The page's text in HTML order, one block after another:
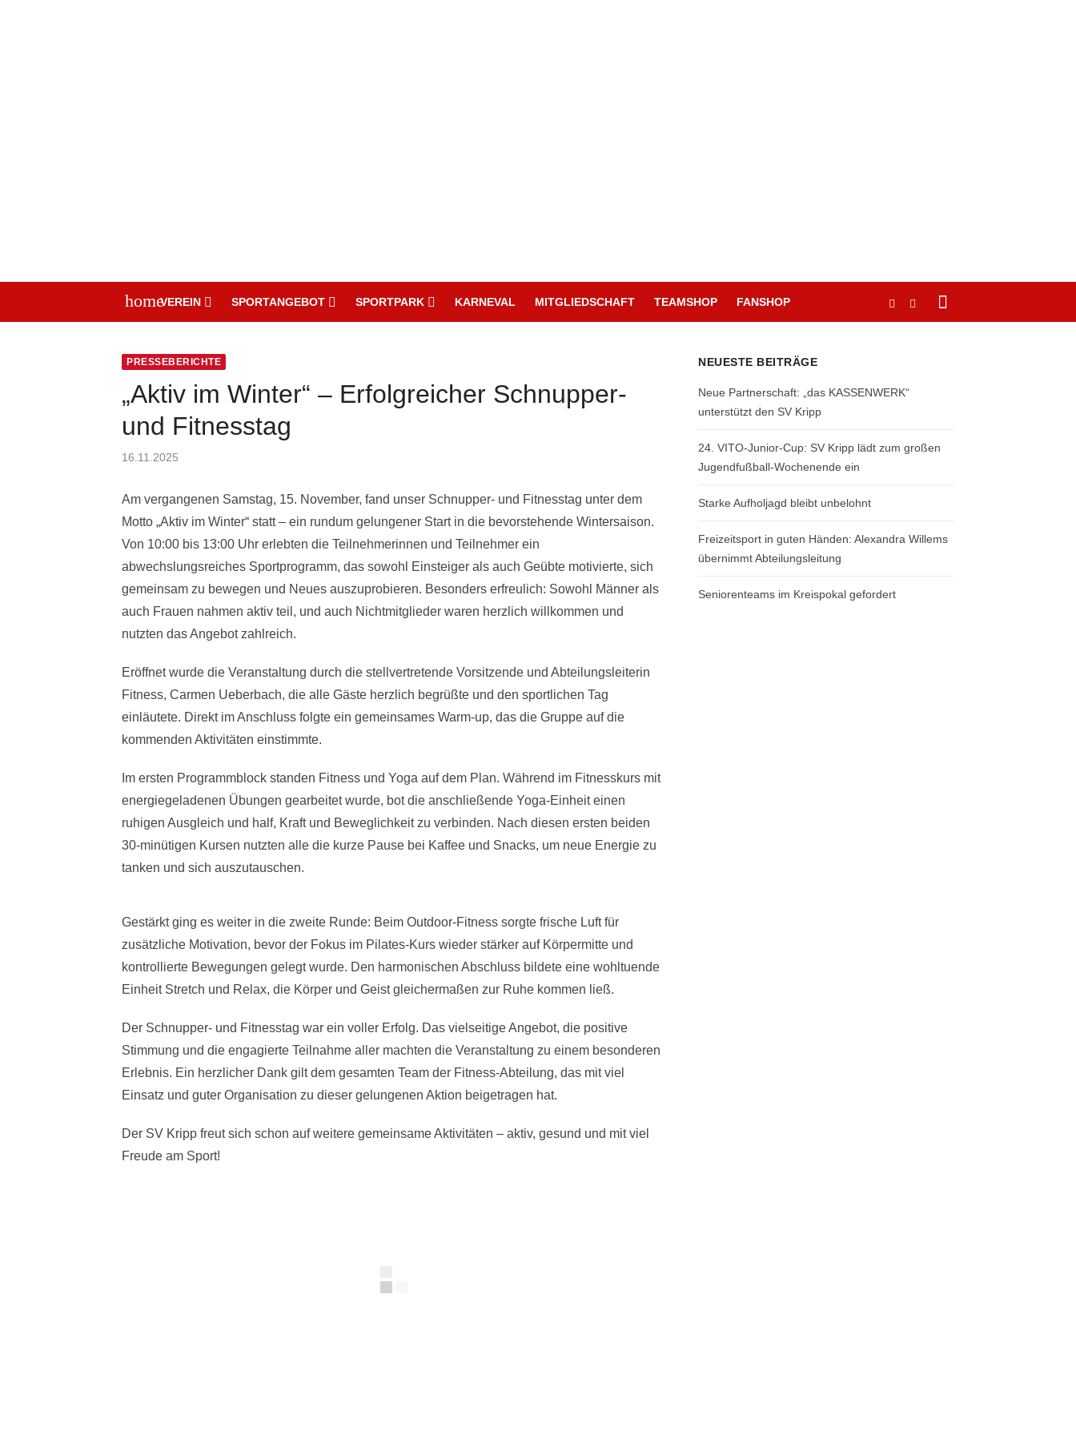
homeVEREIN SPORTANGEBOT SPORTPARK KARNEVAL MITGLIEDSCHAFT TEAMSHOP FANSHOP
PRESSEBERICHTE
„Aktiv im Winter“ – Erfolgreicher Schnupper-
und Fitnesstag
Posted
16.11.2025
Am vergangenen Samstag, 15. November, fand unser Schnupper- und Fitnesstag unter dem
Motto „Aktiv im Winter“ statt – ein rundum gelungener Start in die bevorstehende Wintersaison.
Von 10:00 bis 13:00 Uhr erlebten die Teilnehmerinnen und Teilnehmer ein
abwechslungsreiches Sportprogramm, das sowohl Einsteiger als auch Geübte motivierte, sich
gemeinsam zu bewegen und Neues auszuprobieren. Besonders erfreulich: Sowohl Männer als
auch Frauen nahmen aktiv teil, und auch Nichtmitglieder waren herzlich willkommen und
nutzten das Angebot zahlreich.
Eröffnet wurde die Veranstaltung durch die stellvertretende Vorsitzende und Abteilungsleiterin
Fitness, Carmen Ueberbach, die alle Gäste herzlich begrüßte und den sportlichen Tag
einläutete. Direkt im Anschluss folgte ein gemeinsames Warm-up, das die Gruppe auf die
kommenden Aktivitäten einstimmte.
Im ersten Programmblock standen Fitness und Yoga auf dem Plan. Während im Fitnesskurs mit
energiegeladenen Übungen gearbeitet wurde, bot die anschließende Yoga-Einheit einen
ruhigen Ausgleich und half, Kraft und Beweglichkeit zu verbinden. Nach diesen ersten beiden
30-minütigen Kursen nutzten alle die kurze Pause bei Kaffee und Snacks, um neue Energie zu
tanken und sich auszutauschen.
Gestärkt ging es weiter in die zweite Runde: Beim Outdoor-Fitness sorgte frische Luft für
zusätzliche Motivation, bevor der Fokus im Pilates-Kurs wieder stärker auf Körpermitte und
kontrollierte Bewegungen gelegt wurde. Den harmonischen Abschluss bildete eine wohltuende
Einheit Stretch und Relax, die Körper und Geist gleichermaßen zur Ruhe kommen ließ.
Der Schnupper- und Fitnesstag war ein voller Erfolg. Das vielseitige Angebot, die positive
Stimmung und die engagierte Teilnahme aller machten die Veranstaltung zu einem besonderen
Erlebnis. Ein herzlicher Dank gilt dem gesamten Team der Fitness-Abteilung, das mit viel
Einsatz und guter Organisation zu dieser gelungenen Aktion beigetragen hat.
Der SV Kripp freut sich schon auf weitere gemeinsame Aktivitäten – aktiv, gesund und mit viel
Freude am Sport!
NEUESTE BEITRÄGE
Neue Partnerschaft: „das KASSENWERK“
unterstützt den SV Kripp
24. VITO-Junior-Cup: SV Kripp lädt zum großen
Jugendfußball-Wochenende ein
Starke Aufholjagd bleibt unbelohnt
Freizeitsport in guten Händen: Alexandra Willems
übernimmt Abteilungsleitung
Seniorenteams im Kreispokal gefordert